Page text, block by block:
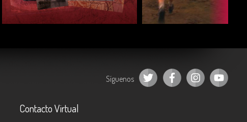
COMPARTIR COMPARTIR
Síguenos
Contacto Virtual